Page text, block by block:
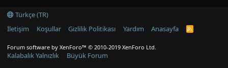
Türkçe (TR)
İletişim
Koşullar Gizlilik Politikası Yardım Anasayfa
R
Forum software by XenForo™ © 2010-2019 XenForo Ltd.
Kalabalık Yalnızlık Büyük Forum